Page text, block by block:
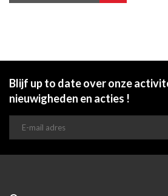
Blijf up to date over onze
nieuwigheden en acties !